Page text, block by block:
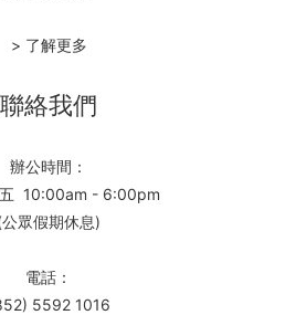
> 了解更多
聯絡我們
辦公時間：
10:00am - 6:00pm
公眾假期休息)
電話：
5592 1016